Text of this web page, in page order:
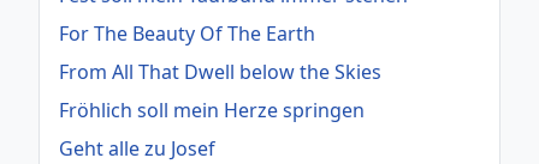
For The Beauty Of The Earth
From All That Dwell below the Skies
Fröhlich soll mein Herze springen
Geht alle zu Josef